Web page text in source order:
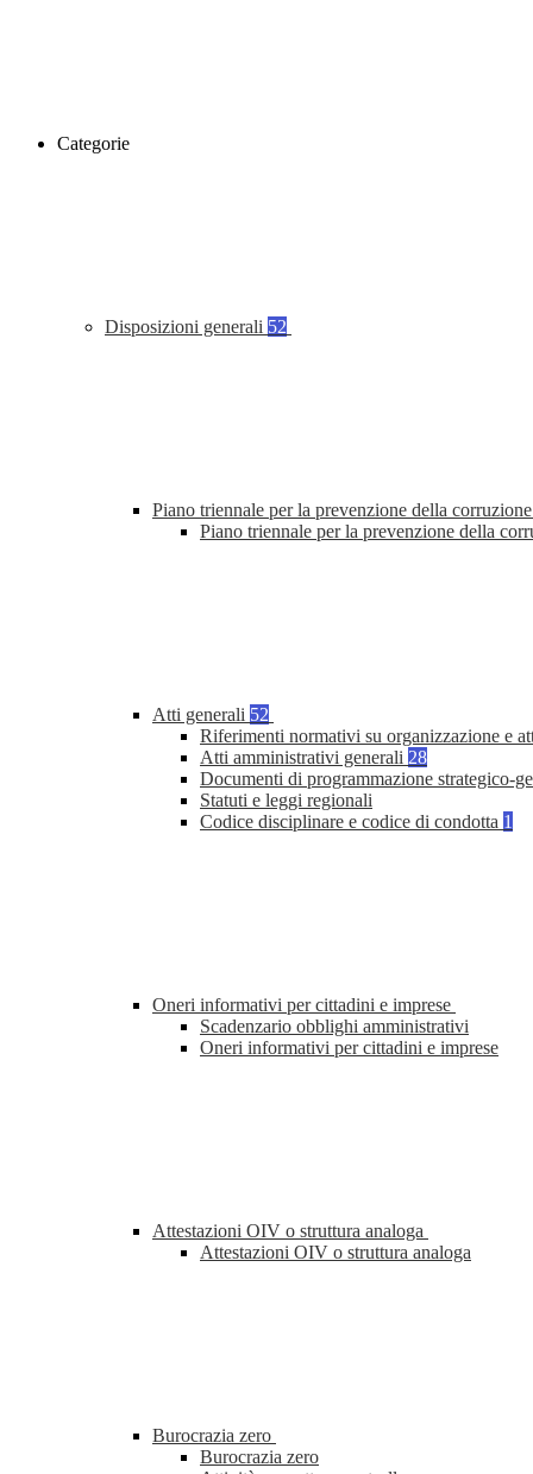
Categorie
Disposizioni generali 52
Piano triennale per la prevenzione della
Piano triennale per la prevenzione della
Atti generali 52
Riferimenti normativi su organizzazione e
Atti amministrativi generali 28
Documenti di programmazione strategico-
Statuti e leggi regionali
Codice disciplinare e codice di condotta 1
Oneri informativi per cittadini e imprese
Scadenzario obblighi amministrativi
Oneri informativi per cittadini e imprese
Attestazioni OIV o struttura analoga
Attestazioni OIV o struttura analoga
Burocrazia zero
Burocrazia zero